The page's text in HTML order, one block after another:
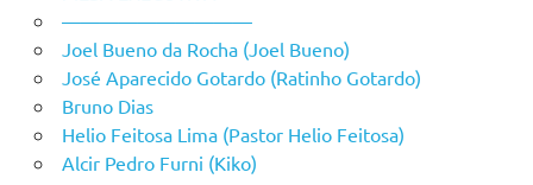
——————————
Joel Bueno da Rocha (Joel Bueno)
José Aparecido Gotardo (Ratinho Gotardo)
Bruno Dias
Helio Feitosa Lima (Pastor Helio Feitosa)
Alcir Pedro Furni (Kiko)